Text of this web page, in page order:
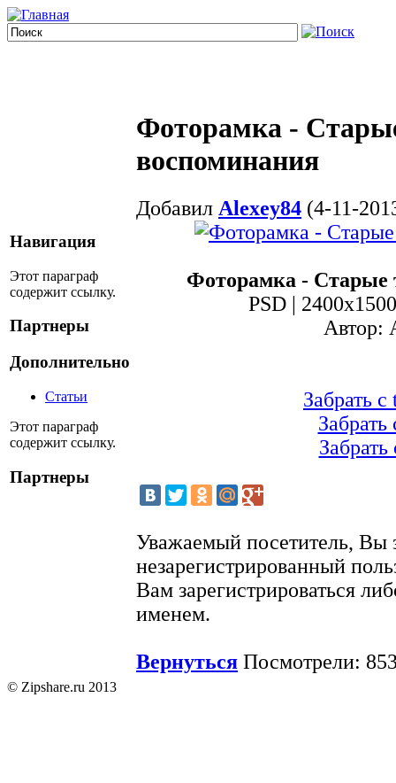
Навигация
Этот параграф
содержит ссылку.
Партнеры
Дополнительно
Статьи
Этот параграф
содержит ссылку.
Партнеры
Фоторамка -
воспоминания
Добавил Alexey84 (4-11-
Фоторамка - Старые
PSD |
Автор:
Забрать
Уважаемый посетитель, Вы
незарегистрированный
Вам зарегистрироваться
именем.
Вернуться Посмотрели:
© Zipshare.ru 2013